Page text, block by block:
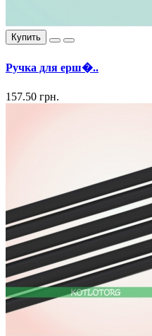
Купить
Ручка для ерш�..
157.50 грн.